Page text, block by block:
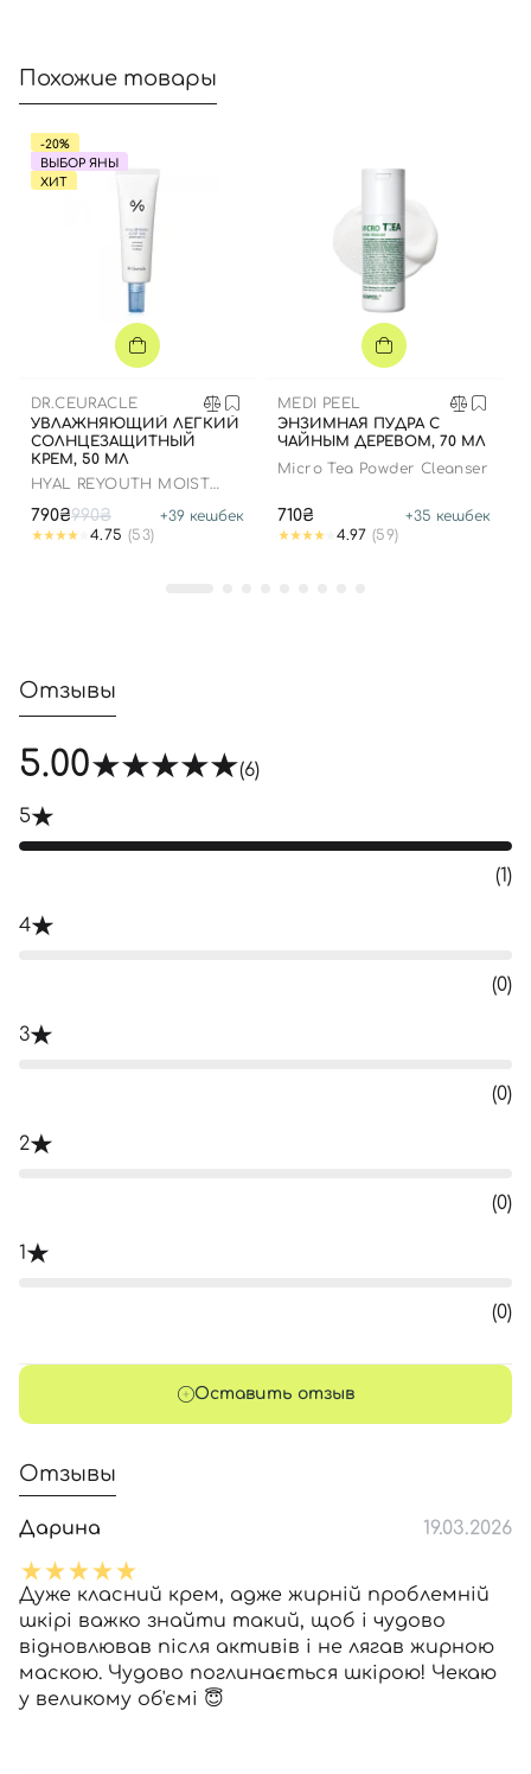
Похожие товары
-20%
ВЫБОР ЯНЫ
ХИТ
DR.CEURACLE
УВЛАЖНЯЮЩИЙ ЛЕГКИЙ
СОЛНЦЕЗАЩИТНЫЙ
КРЕМ, 50 МЛ
HYAL REYOUTH MOIST
790₴990₴ +39 кешбек
4.75 (53)
MEDI PEEL
ЭНЗИМНАЯ ПУДРА С
ЧАЙНЫМ ДЕРЕВОМ, 70 МЛ
Micro Tea Powder Cleanser
710₴ +35 кешбек
4.97 (59)
Отзывы
5.00 (6)
5
(1)
4
(0)
3
(0)
2
(0)
1
(0)
Оставить отзыв
Отзывы
Дарина 19.03.2026
Дуже класний крем, адже жирній проблемній
шкірі важко знайти такий, щоб і чудово
відновлював після активів і не лягав жирною
маскою. Чудово поглинається шкірою! Чекаю
у великому об'ємі 😇
Номер телефона
Отправляя форму для авторизации/регистрации, вы
принимаете условия
Пользовательские соглашения
Далее
Войти с помощью e-mail